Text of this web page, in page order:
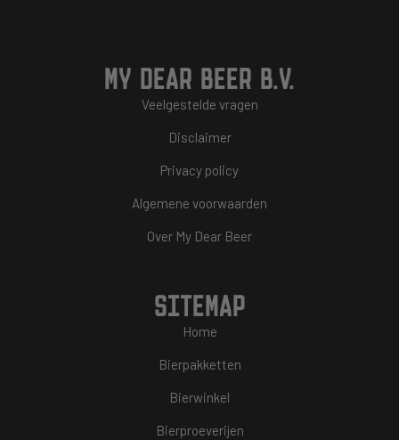
MY DEAR BEER B.V.
Veelgestelde vragen
Disclaimer
Privacy policy
Algemene voorwaarden
Over My Dear Beer
SITEMAP
Home
Bierpakketten
Bierwinkel
Bierproeverijen